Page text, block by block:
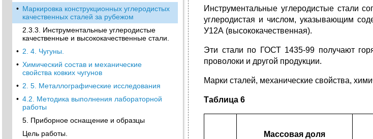
• Маркировка конструкционных углеродистых
качественных сталей за рубежом
2.3.3. Инструментальные углеродистые
качественные и высококачественные стали.
• 2. 4. Чугуны.
• Химический состав и механические
свойства ковких чугунов
• 2. 5. Металлографические исследования
• 4.2. Методика выполнения лабораторной
работы
5. Приборное оснащение и образцы
Цель работы.
Инструментальные углеродистые стали
углеродистая и числом, указывающим
У12А (высококачественная).
Эти стали по ГОСТ 1435-99 получают
проволоки и другой продукции.
Марки сталей, механические свойства,
Таблица 6
Массовая доля